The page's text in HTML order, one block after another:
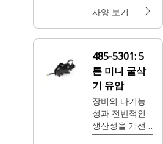
사양 보기
485-5301:5
톤 미니 굴삭
기 유압
장비의 다기능
성과 전반적인
생산성을 개선
합니다.